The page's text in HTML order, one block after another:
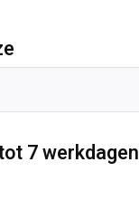
7 werkdagen